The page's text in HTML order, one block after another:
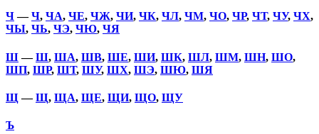
Ч—Ч, ЧА, ЧЕ, ЧЖ, ЧИ, ЧК, ЧЛ, ЧМ, ЧО, ЧР, ЧТ, ЧУ, ЧХ,
ЧЫ, ЧЬ, ЧЭ, ЧЮ, ЧЯ
Ш—Ш, ША, ШВ, ШЕ, ШИ, ШК, ШЛ, ШМ, ШН, ШО,
ШП, ШР, ШТ, ШУ, ШХ, ШЭ, ШЮ, ШЯ
Щ —Щ, ЩА, ЩЕ, ЩИ, ЩО, ЩУ
Ъ